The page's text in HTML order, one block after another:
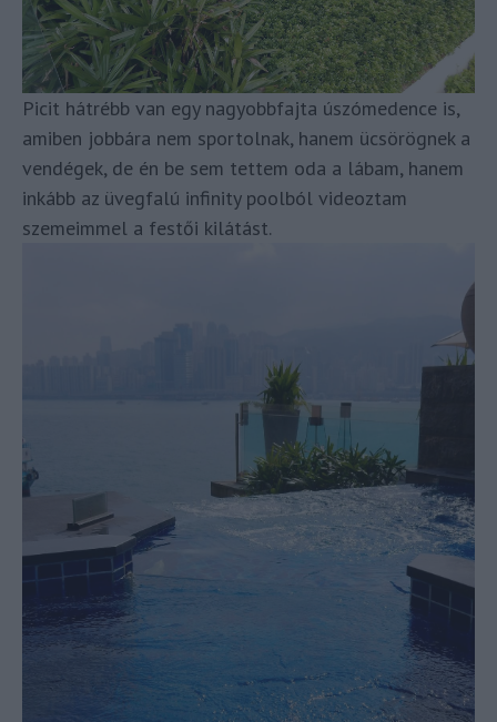
Picit hátrébb van egy nagyobbfajta úszómedence is,
amiben jobbára nem sportolnak, hanem ücsörögnek a
vendégek, de én be sem tettem oda a lábam, hanem
inkább az üvegfalú infinity poolból videoztam
szemeimmel a festői kilátást.